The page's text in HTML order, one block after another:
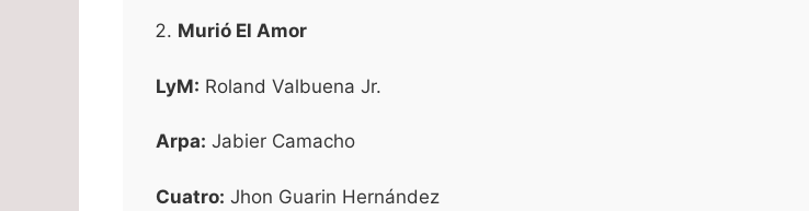
Murió El Amor
LyM: Roland Valbuena Jr.
Arpa: Jabier Camacho
Cuatro: Jhon Guarin Hernández